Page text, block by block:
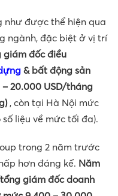
như được thể hiện qua
ngành, đặc biệt ở vị trí
giám đốc điều
& bất động sản
20.000 USD/tháng
, còn tại Hà Nội mức
liệu về mức tối đa).
trong 2 năm trước
hơn đáng kể. Năm
giám đốc doanh